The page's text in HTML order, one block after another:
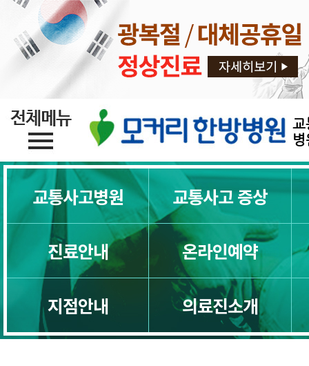
교
교통사고병원 교통사고 증상
진료안내 온라인예약
지점안내 의료진소개
교통사고병원
교통사고한의원
지점소개